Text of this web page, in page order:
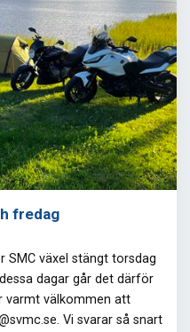
fredag
SMC växel stängt torsdag
dagar går det därför
varmt välkommen att
Vi svarar så snart